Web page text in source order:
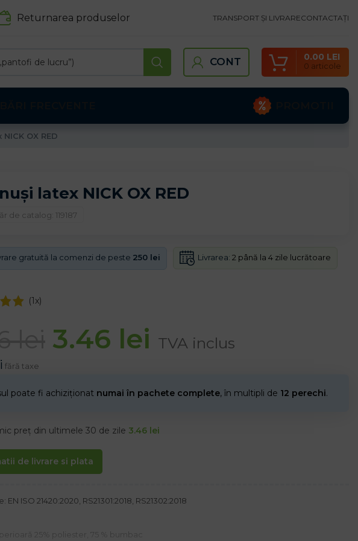
Returnarea produselor TRANSPORT ȘI LIVRARECONTACTAȚI
CONT 0 articole
0.00 LEI
OX RED
A MARIlatex NICK OX RED
de catalog: 119187
gratuită la comenzi de peste 250 lei Livrarea: 2 până la 4 zile lucrătoare
(1x)
3.46 lei TVA inclus
fără taxe
poate fi achiziționat numai în pachete complete, în multipli de 12 perechi.
preț din ultimele 30 de zile 3.46 lei
de livrare si plata
EN ISO 21420:2020, RS21301:2018, RS21302:2018
25% poliester, 75 % bumbac